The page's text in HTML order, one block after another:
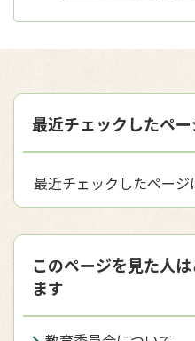
最近チェックしたペー
最近チェックしたページ
このページを見た人
ます